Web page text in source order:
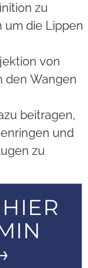
zu
um die Lippen
von
den Wangen
beitragen,
und
zu